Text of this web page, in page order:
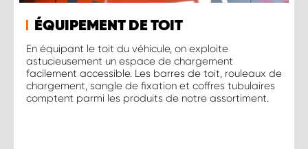
ÉQUIPEMENT DE TOIT
En équipant le toit du véhicule, on exploite
astucieusement un espace de chargement
facilement accessible. Les barres de toit, rouleaux de
chargement, sangle de fixation et coffres tubulaires
comptent parmi les produits de notre assortiment.